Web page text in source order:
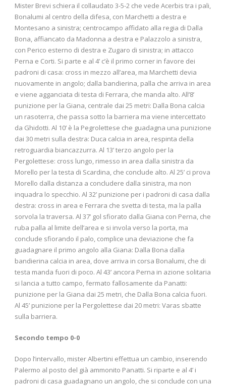
Mister Brevi schiera il collaudato 3-5-2 che vede Acerbis tra i pali,
Bonalumi al centro della difesa, con Marchetti a destra e
Montesano a sinistra; centrocampo affidato alla regia di Dalla
Bona, affiancato da Madonna a destra e Palazzolo a sinistra,
con Perico esterno di destra e Zugaro di sinistra; in attacco
Perna e Corti. Si parte e al 4’ c’è il primo corner in favore dei
padroni di casa: cross in mezzo all’area, ma Marchetti devia
nuovamente in angolo; dalla bandierina, palla che arriva in area
e viene agganciata di testa di Ferrara, che manda alto. All’8’
punizione per la Giana, centrale dai 25 metri: Dalla Bona calcia
un rasoterra, che passa sotto la barriera ma viene intercettato
da Ghidotti. Al 10’ è la Pegrolettese che guadagna una punizione
dai 30 metri sulla destra: Duca calcia in area, respinta della
retroguardia biancazzurra. Al 13’ terzo angolo per la
Pergolettese: cross lungo, rimesso in area dalla sinistra da
Morello per la testa di Scardina, che conclude alto. Al 25’ ci prova
Morello dalla distanza a concludere dalla sinistra, ma non
inquadra lo specchio. Al 32’ punizione per i padroni di casa dalla
destra: cross in area e Ferrara che svetta di testa, ma la palla
sorvola la traversa. Al 37’ gol sfiorato dalla Giana con Perna, che
ruba palla al limite dell’area e si invola verso la porta, ma
conclude sfiorando il palo, complice una deviazione che fa
guadagnare il primo angolo alla Giana: Dalla Bona dalla
bandierina calcia in area, dove arriva in corsa Bonalumi, che di
testa manda fuori di poco. Al 43’ ancora Perna in azione solitaria
si lancia a tutto campo, fermato fallosamente da Panatti:
punizione per la Giana dai 25 metri, che Dalla Bona calcia fuori.
Al 45’ punizione per la Pergolettese dai 20 metri: Varas sbatte
sulla barriera.
Secondo tempo 0-0
Dopo l’intervallo, mister Albertini effettua un cambio, inserendo
Palermo al posto del già ammonito Panatti. Si riparte e al 4’ i
padroni di casa guadagnano un angolo, che si conclude con una